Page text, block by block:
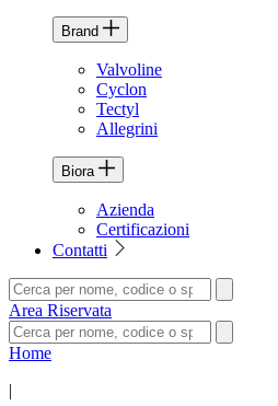
Brand
Valvoline
Cyclon
Tectyl
Allegrini
Biora
Azienda
Certificazioni
Contatti
Area Riservata
Home
|